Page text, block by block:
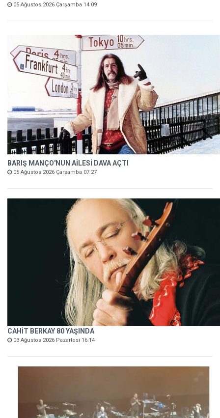
05 Ağustos 2026 Çarşamba 14:09
BARIŞ MANÇO'NUN AİLESİ DAVA AÇTI
05 Ağustos 2026 Çarşamba 07:27
CAHİT BERKAY 80 YAŞINDA
03 Ağustos 2026 Pazartesi 16:14